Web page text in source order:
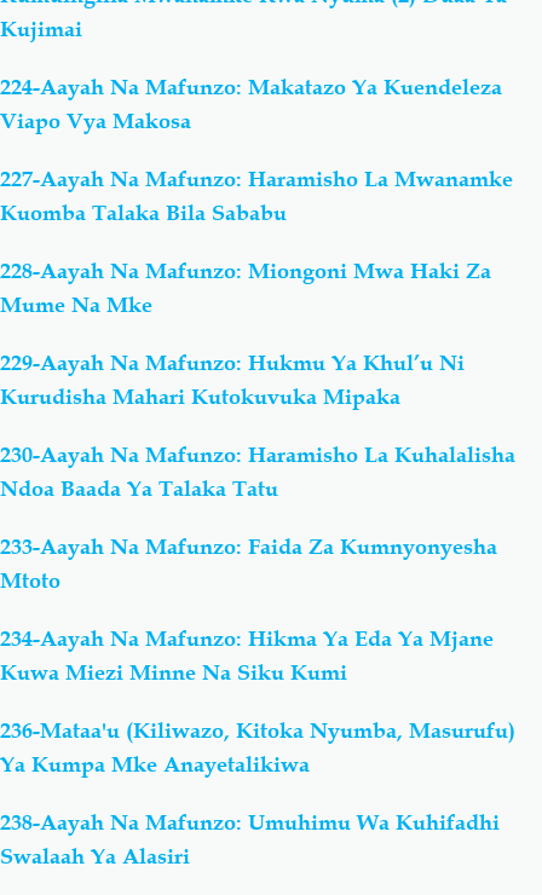
Kujimai
224-Aayah Na Mafunzo: Makatazo Ya Kuendeleza
Viapo Vya Makosa
227-Aayah Na Mafunzo: Haramisho La Mwanamke
Kuomba Talaka Bila Sababu
228-Aayah Na Mafunzo: Miongoni Mwa Haki Za
Mume Na Mke
229-Aayah Na Mafunzo: Hukmu Ya Khul’u Ni
Kurudisha Mahari Kutokuvuka Mipaka
230-Aayah Na Mafunzo: Haramisho La Kuhalalisha
Ndoa Baada Ya Talaka Tatu
233-Aayah Na Mafunzo: Faida Za Kumnyonyesha
Mtoto
234-Aayah Na Mafunzo: Hikma Ya Eda Ya Mjane
Kuwa Miezi Minne Na Siku Kumi
236-Mataa'u (Kiliwazo, Kitoka Nyumba, Masurufu)
Ya Kumpa Mke Anayetalikiwa
238-Aayah Na Mafunzo: Umuhimu Wa Kuhifadhi
Swalaah Ya Alasiri